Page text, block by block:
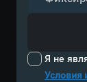
Я не
Условия